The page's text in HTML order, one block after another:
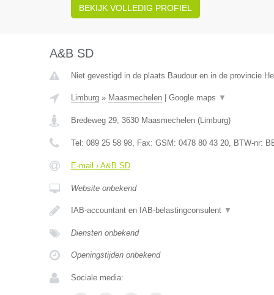
BEKIJK VOLLEDIG PROFIEL
A&B SD
Niet gevestigd in de plaats Baudour en in de provincie
Limburg» Maasmechelen| Google maps ▼
Bredeweg 29, 3630 Maasmechelen(Limburg)
Tel: 089 25 58 98, Fax: GSM: 0478 80 43 20, BTW-nr:
E-mail › A&B SD
Website onbekend
IAB-accountant en IAB-belastingconsulent ▼
Diensten onbekend
Openingstijden onbekend
Sociale media: